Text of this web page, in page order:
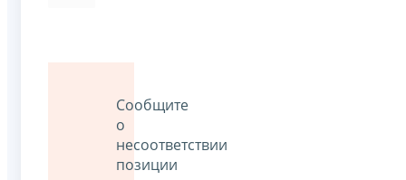
Сообщите
о
несоответствии
позиции